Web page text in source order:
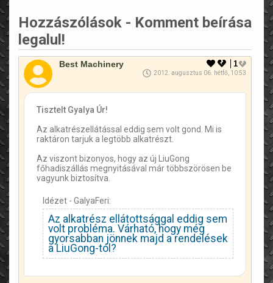
Hozzászólások - Komment beírása
legalul!
1
Best Machinery
2012. augusztus 06. hétfő, 10:53
Tisztelt Gyalya Úr!
Az alkatrészellátással eddig sem volt gond. Mi is
raktáron tarjuk a legtöbb alkatrészt.
Az viszont bizonyos, hogy az új LiuGong
főhadiszállás megnyitásával már többszörösen be
vagyunk biztosítva.
Idézet - GalyaFeri:
Az alkatrész ellátottsággal eddig sem
volt probléma. Várható, hogy még
gyorsabban jönnek majd a rendelések
a LiuGong-tól?